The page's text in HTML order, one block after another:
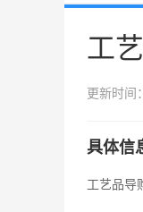
工
更新时间
具体信
工艺品导